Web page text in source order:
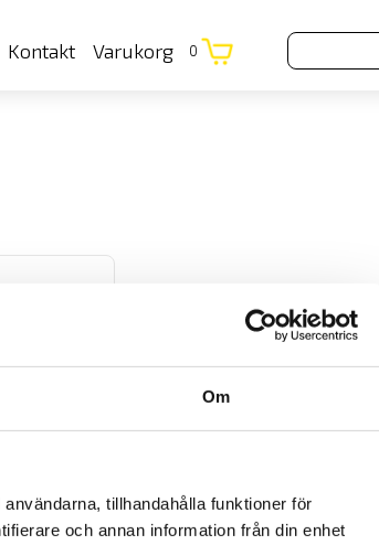
Om
tillhandahålla funktioner för
och annan information från din enhet
Kontakt Varukorg 0